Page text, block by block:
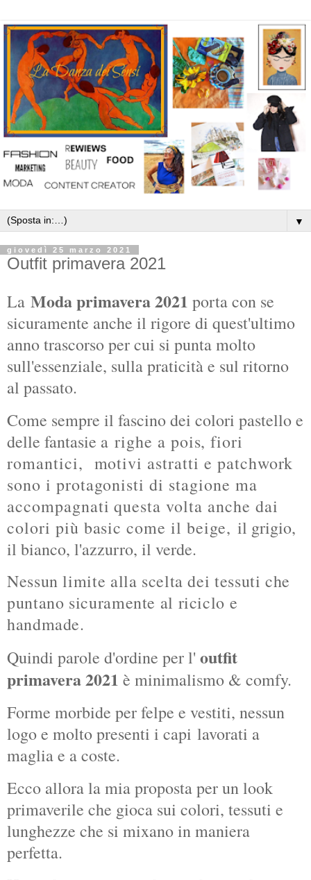
▼
giovedì 25 marzo 2021
Outfit primavera 2021
La Moda primavera 2021 porta con se
sicuramente anche il rigore di quest'ultimo
anno trascorso per cui si punta molto
sull'essenziale, sulla praticità e sul ritorno
al passato.
Come sempre il fascino dei colori pastello e
delle fantasie a righe a pois, fiori
romantici, motivi astratti e patchwork
sono i protagonisti di stagione ma
accompagnati questa volta anche dai
colori più basic come il beige, il grigio,
il bianco, l'azzurro, il verde.
Nessun limite alla scelta dei tessuti che
puntano sicuramente al riciclo e
handmade.
Quindi parole d'ordine per l' outfit
primavera 2021 è minimalismo & comfy.
Forme morbide per felpe e vestiti, nessun
logo e molto presenti i capi lavorati a
maglia e a coste.
Ecco allora la mia proposta per un look
primaverile che gioca sui colori, tessuti e
lunghezze che si mixano in maniera
perfetta.